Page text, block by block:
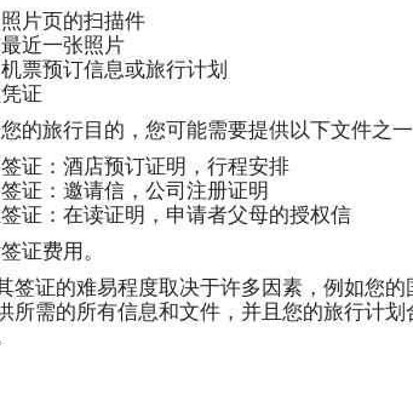
片页的扫描件
近一张照片
票预订信息或旅行计划
证
的旅行目的，您可能需要提供以下文件之一
证：酒店预订证明，行程安排
证：邀请信，公司注册证明
证：在读证明，申请者父母的授权信
证费用。
签证的难易程度取决于许多因素，例如您
所需的所有信息和文件，并且您的旅行计